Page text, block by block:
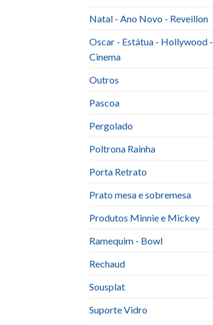
Natal - Ano Novo - Reveillon
Oscar - Estátua - Hollywood -
Cinema
Outros
Pascoa
Pergolado
Poltrona Rainha
Porta Retrato
Prato mesa e sobremesa
Produtos Minnie e Mickey
Ramequim - Bowl
Rechaud
Sousplat
Suporte Vidro